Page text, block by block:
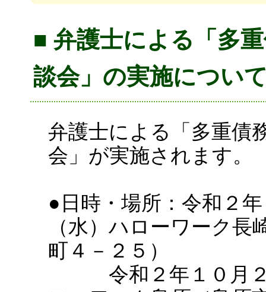
■ 弁護士による「多
談会」の実施につい
弁護士による「多重債
会」が実施されます。
●日時・場所：令和２
（水）ハローワーク長
町４－２５）
令和２年１０月２